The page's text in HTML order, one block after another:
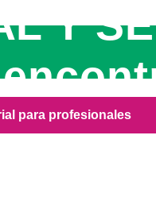
Y
para profesionales